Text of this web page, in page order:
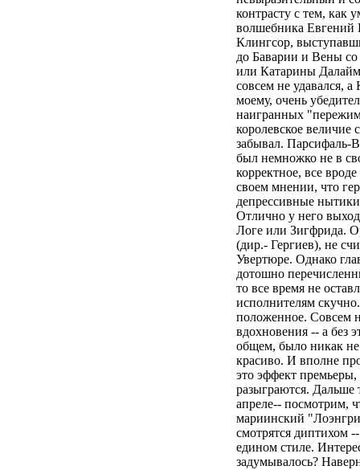
контрасту с тем, как
волшебника Евгений
Клингсор,
до Баварии и Вены со
или Катарины
совсем не удавался,
моему, очень
наигранных
королевское величие
забывал. Парсифаль-
был немножко не в
корректное, все
своем мнении, что
депрессивные
Отлично у него
Логе или Зигфрида.
(дир.- Гергиев), не
Увертюре. Однако
дотошно
то все время не
исполнителям
положенное. Совсем
вдохновения -- а без
общем, было никак
красиво. И вполне
это эффект
разыграются. Дальше
апреле-- посмотрим,
мариинский
смотрятся диптихом
едином стиле.
задумывалось?